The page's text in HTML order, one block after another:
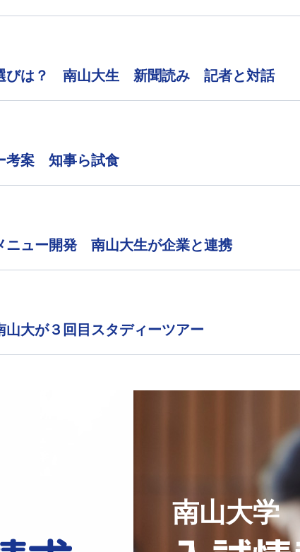
びは？ 南山大生 新聞読み 記者と対話
考案 知事ら試食
ュー開発 南山大生が企業と連携
大が３回目スタディーツアー
南山大学